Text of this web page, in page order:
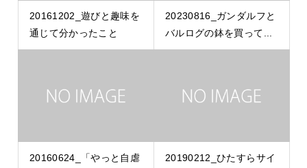
20161202_遊びと趣味を
通じて分かったこと
20230816_ガンダルフと
バルログの鉢を買って...
20160624_「やっと自虐
20190212_ひたすらサイ